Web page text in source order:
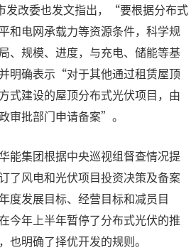
发改委也发文指出，“要根据分布式
和电网承载力等资源条件，科学规
、规模、进度，与充电、储能等基
明确表示“对于其他通过租赁屋顶
式建设的屋顶分布式光伏项目，由
审批部门申请备案”。
能集团根据中央巡视组督查情况提
了风电和光伏项目投资决策及备案
度发展目标、经营目标和减员目
今年上半年暂停了分布式光伏的推
也明确了择优开发的规则。